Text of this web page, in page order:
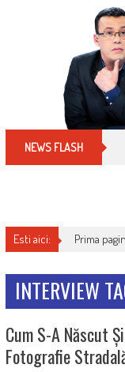
NEWS FLASH
Esti aici: Prima
INTERVIEW
Cum S-A Născut
Fotografie